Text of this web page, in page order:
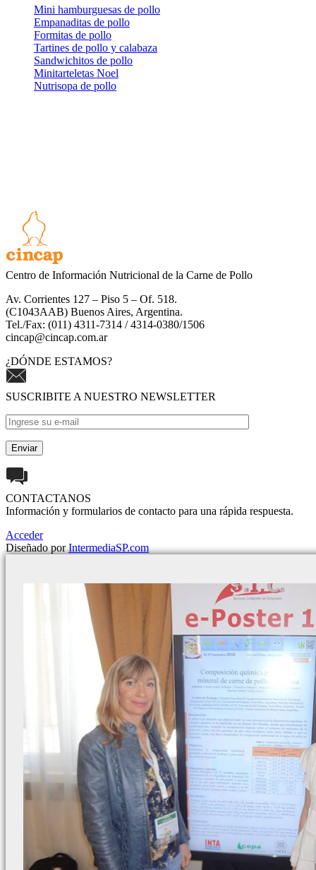
Mini hamburguesas de pollo
Empanaditas de pollo
Formitas de pollo
Tartines de pollo y calabaza
Sandwichitos de pollo
Minitarteletas Noel
Nutrisopa de pollo
Centro de Información Nutricional de la Carne de Pollo
Av. Corrientes 127 – Piso 5 – Of. 518.
(C1043AAB) Buenos Aires, Argentina.
Tel./Fax: (011) 4311-7314 / 4314-0380/1506
cincap@cincap.com.ar
¿DÓNDE ESTAMOS?
SUSCRIBITE A NUESTRO NEWSLETTER
CONTACTANOS
Información y formularios de contacto para una rápida respuesta.
Acceder
Diseñado porIntermediaSP.com